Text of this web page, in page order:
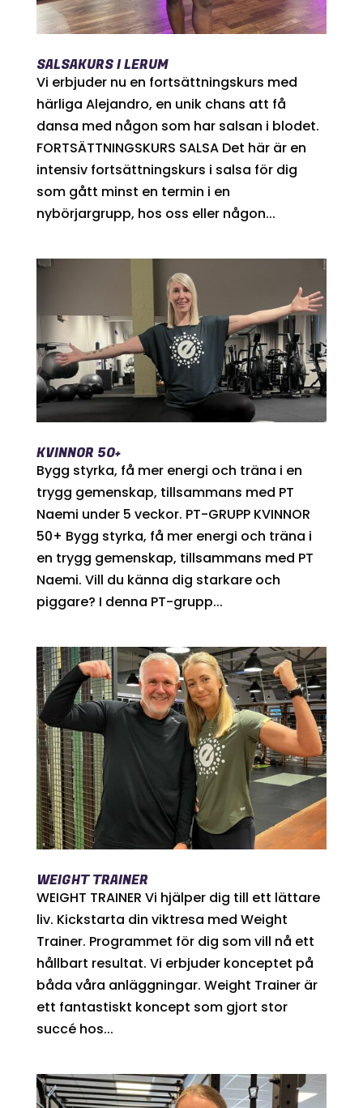
SALSAKURS I LERUM
Vi erbjuder nu en fortsättningskurs med
härliga Alejandro, en unik chans att få
dansa med någon som har salsan i blodet.
FORTSÄTTNINGSKURS SALSA Det här är en
intensiv fortsättningskurs i salsa för dig
som gått minst en termin i en
nybörjargrupp, hos oss eller någon...
KVINNOR 50+
Bygg styrka, få mer energi och träna i en
trygg gemenskap, tillsammans med PT
Naemi under 5 veckor. PT-GRUPP KVINNOR
50+ Bygg styrka, få mer energi och träna i
en trygg gemenskap, tillsammans med PT
Naemi. Vill du känna dig starkare och
piggare? I denna PT-grupp...
WEIGHT TRAINER
WEIGHT TRAINER Vi hjälper dig till ett lättare
liv. Kickstarta din viktresa med Weight
Trainer. Programmet för dig som vill nå ett
hållbart resultat. Vi erbjuder konceptet på
båda våra anläggningar. Weight Trainer är
ett fantastiskt koncept som gjort stor
succé hos...